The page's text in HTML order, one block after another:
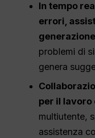
In tempo
errori,
problemi di
genera
per il lavoro
multiutente,
assistenza